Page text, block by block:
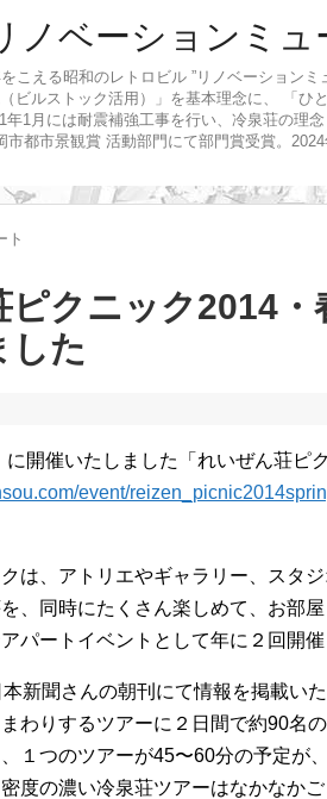
こえる昭和のレトロビル ”リノベーション
ビルストック活用）」を基本理念に、 「ひ
年1月には耐震補強工事を行い、冷泉荘の理
市都市景観賞 活動部門にて部門賞受賞。
ト
ピクニック2014・
した
に開催いたしました「れいぜん荘ピ
event/
は、アトリエやギャラリー、スタ
、同時にたくさん楽しめて、お部
パートイベントとして年に２回開
新聞さんの朝刊にて情報を掲載い
わりするツアーに２日間で約90名
１つのツアーが45〜60分の予定が
度の濃い冷泉荘ツアーはなかなか